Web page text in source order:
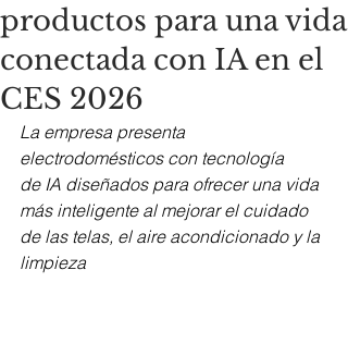
productos para una vida
conectada con IA en el
CES 2026
La empresa presenta
electrodomésticos con tecnología
de IA diseñados para ofrecer una vida
más inteligente al mejorar el cuidado
de las telas, el aire acondicionado y la
limpieza